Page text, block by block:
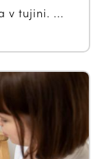
v tujini. ...